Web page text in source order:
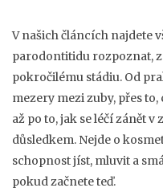
V našich článcích najdete
parodontitidu rozpoznat,
pokročilému stádiu. Od
mezery mezi zuby, přes
až po to, jak se léčí zánět
důsledkem. Nejde o
schopnost jíst, mluvit a
pokud začnete teď.